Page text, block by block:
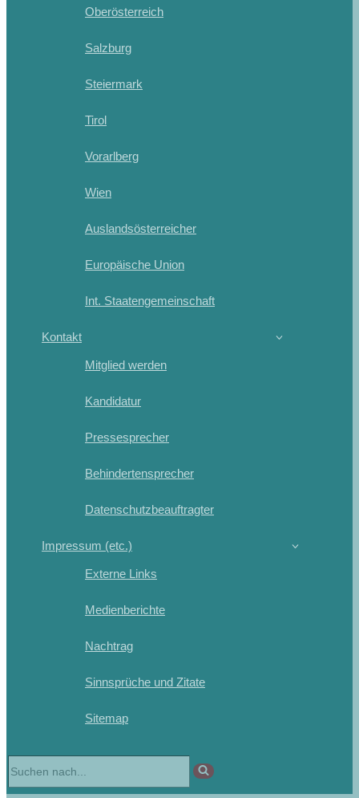
Oberösterreich
Salzburg
Steiermark
Tirol
Vorarlberg
Wien
Auslandsösterreicher
Europäische Union
Int. Staatengemeinschaft
Kontakt
Mitglied werden
Kandidatur
Pressesprecher
Behindertensprecher
Datenschutzbeauftragter
Impressum (etc.)
Externe Links
Medienberichte
Nachtrag
Sinnsprüche und Zitate
Sitemap